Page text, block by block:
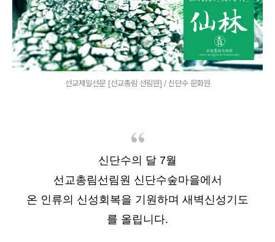
선교제일선문 [선교총림 선림원] / 신단수 문화원
신단수의 달 7월
선교총림선림원 신단수숲마을에서
온 인류의 신성회복을 기원하며 새벽신성기도
를 올립니다.